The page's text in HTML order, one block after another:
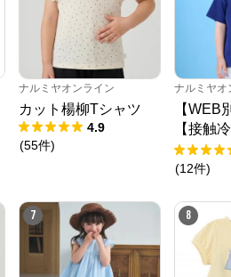
ナルミヤオンライン
カット楊柳Tシャツ
4.9
(55件)
ナルミヤオ
【WEB
【接触
ものア
シャツ
(12件)
7 8